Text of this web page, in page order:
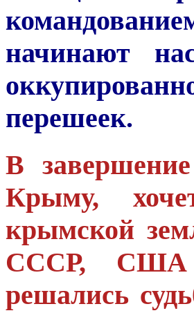
начинают
перешеек.
В
Крыму,
крымской
СССР, США
решались